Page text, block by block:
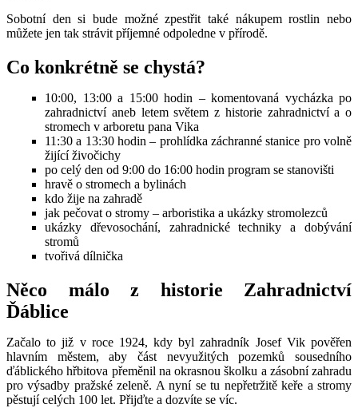
Sobotní den si bude možné zpestřit také nákupem rostlin nebo
můžete jen tak strávit příjemné odpoledne v přírodě.
Co konkrétně se chystá?
10:00, 13:00 a 15:00 hodin – komentovaná vycházka po
zahradnictví aneb letem světem z historie zahradnictví a o
stromech v arboretu pana Vika
11:30 a 13:30 hodin – prohlídka záchranné stanice pro volně
žijící živočichy
po celý den od 9:00 do 16:00 hodin program se stanovišti
hravě o stromech a bylinách
kdo žije na zahradě
jak pečovat o stromy – arboristika a ukázky stromolezců
ukázky dřevosochání, zahradnické techniky a dobývání
stromů
tvořivá dílnička
Něco málo z historie Zahradnictví
Ďáblice
Začalo to již v roce 1924, kdy byl zahradník Josef Vik pověřen
hlavním městem, aby část nevyužitých pozemků sousedního
ďáblického hřbitova přeměnil na okrasnou školku a zásobní zahradu
pro výsadby pražské zeleně. A nyní se tu nepřetržitě keře a stromy
pěstují celých 100 let. Přijďte a dozvíte se víc.